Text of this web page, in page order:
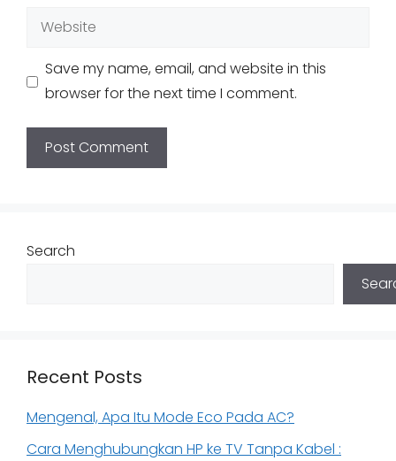
Website
Save my name, email, and website in this
browser for the next time I comment.
Search
Recent Posts
Mengenal, Apa Itu Mode Eco Pada AC?
Cara Menghubungkan HP ke TV Tanpa Kabel :